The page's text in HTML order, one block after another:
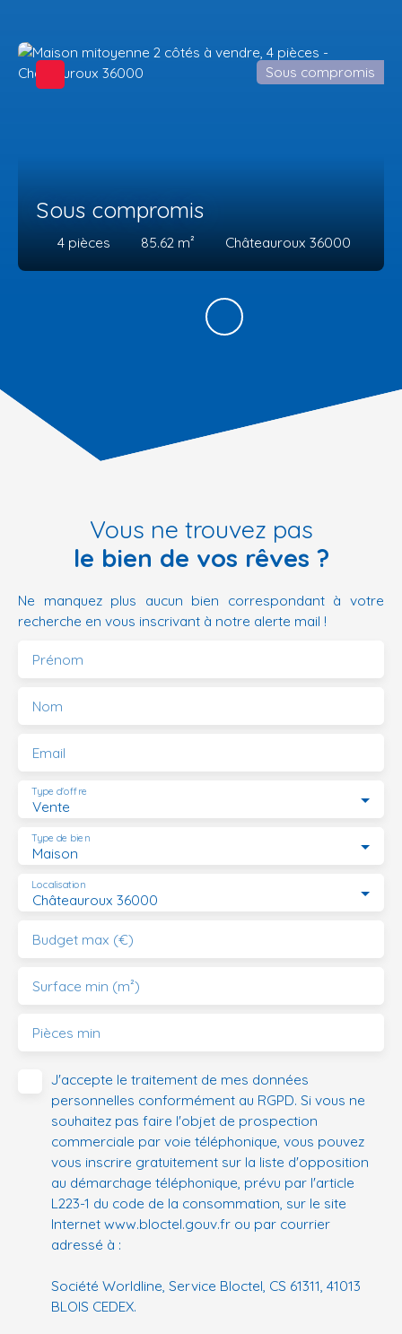
Sous compromis
4 pièces 85.62 m² Châteauroux 36000
Sous compromis
Vous ne trouvez pas
le bien de vos rêves ?
Ne manquez plus aucun bien correspondant à votre
recherche en vous inscrivant à notre alerte mail !
Prénom
Nom
Email
Vente
Type d'offre
Maison
Type de bien
Châteauroux 36000
Localisation
Budget max (€)
Surface min (m²)
Pièces min
J'accepte le traitement de mes données
personnelles conformément au RGPD. Si vous ne
souhaitez pas faire l'objet de prospection
commerciale par voie téléphonique, vous pouvez
vous inscrire gratuitement sur la liste d'opposition
au démarchage téléphonique, prévu par l'article
L223-1 du code de la consommation, sur le site
Internet www.bloctel.gouv.fr ou par courrier
adressé à :
Société Worldline, Service Bloctel, CS 61311, 41013
BLOIS CEDEX.